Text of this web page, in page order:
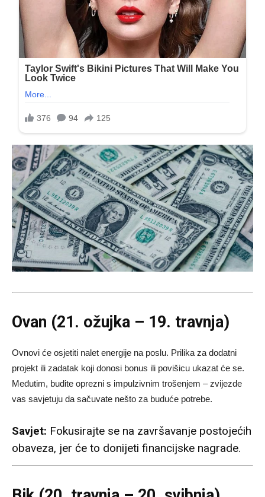
Ovan (21. ožujka – 19. travnja)
Ovnovi će osjetiti nalet energije na poslu. Prilika za dodatni
projekt ili zadatak koji donosi bonus ili povišicu ukazat će se.
Međutim, budite oprezni s impulzivnim trošenjem – zvijezde
vas savjetuju da sačuvate nešto za buduće potrebe.
Savjet: Fokusirajte se na završavanje postojećih
obaveza, jer će to donijeti financijske nagrade.